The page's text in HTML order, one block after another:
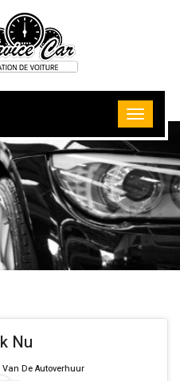
Nu
De Autoverhuur